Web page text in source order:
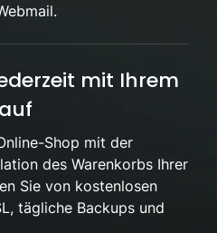
mit Ihrem
Shop mit der
des Warenkorbs Ihrer
Sie von kostenlosen
tägliche Backups und